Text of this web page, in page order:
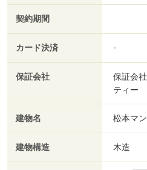
契約期間
カード決済 -
保証会社
保証会
ティー
建物名 松本マ
建物構造 木造